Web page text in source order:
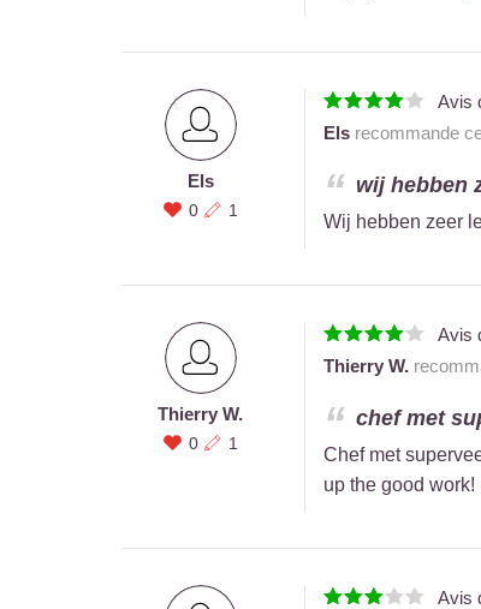
Els
0 1
Avis
Elsrecommande
wij hebben
Wij hebben zeer
Thierry W.
0 1
Avis
Thierry W.
chef met
Chef met
up the good work!
Avis